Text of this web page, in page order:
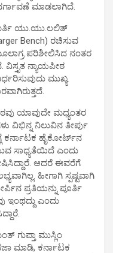
ಮಾಡಲಾಗಿದೆ.
ಯು.ಯು.ಲಲಿತ್
Bench) ರಚಿಸುವ
ಪರಿಶೀಲಿಸಿದ ನಂತರ
ವಿಸ್ತೃತ ನ್ಯಾಯಪೀಠ
ಮುಖ್ಯ
ಯಾವುದೇ ಮಧ್ಯಂತರ
ವಿಭಿನ್ನ ನಿಲುವಿನ ತೀರ್ಪು
ಕರ್ನಾಟಕ ಹೈಕೋರ್ಟ್​ನ
ಸಾಧ್ಯತೆಯಿದೆ ಎಂದು
ಆದರೆ ಈವರೆಗೆ
ಹೀಗಾಗಿ ಸ್ಪಷ್ಟವಾಗಿ
ಪ್ರತಿಯನ್ನು ಪೂರ್ತಿ
ಎಂದು
ಗುಪ್ತಾ ಮುಸ್ಲಿಂ
ಮಾಡಿ, ಕರ್ನಾಟಕ